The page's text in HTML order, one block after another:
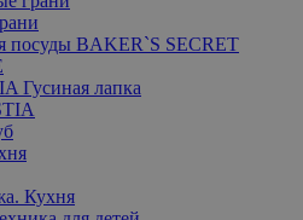
посуды BAKER`S SECRET
Гусиная лапка
Кухня